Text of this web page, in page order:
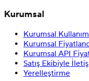
Kurumsal
Kurumsal
Kurumsal
Kurumsal API
Satış Ekibiyle
Yerelleştirme